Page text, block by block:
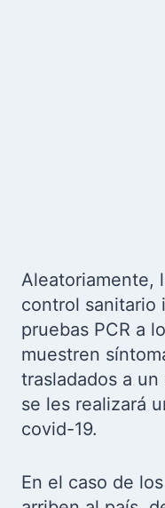
Aleatoriamente,
control sanitario
pruebas PCR a
muestren
trasladados a
se les realizará
covid-19.
En el caso de